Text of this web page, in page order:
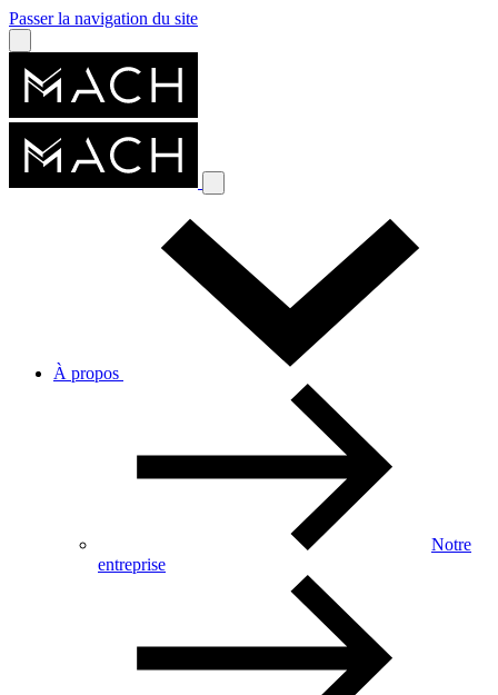
Passer la navigation du site
À propos
Notre
entreprise